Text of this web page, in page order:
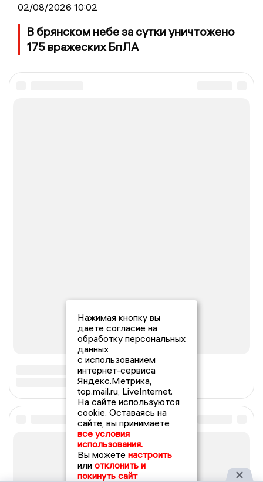
02/08/2026 10:02
В брянском небе за сутки уничтожено
175 вражеских БпЛА
Нажимая кнопку вы
даете согласие на
обработку персональных
данных
с использованием
интернет-сервиса
Яндекс.Метрика,
top.mail.ru, LiveInternet.
На сайте используются
cookie. Оставаясь на
сайте, вы принимаете
все условия
использования.
Вы можете настроить
или отклонить и
покинуть сайт